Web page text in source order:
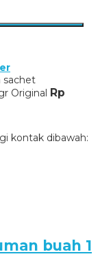
sachet
Rp
kontak dibawah:
buah 1